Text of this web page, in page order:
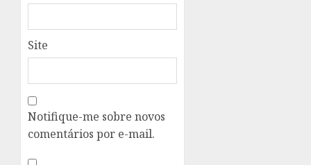
Site
Notifique-me sobre novos
comentários por e-mail.